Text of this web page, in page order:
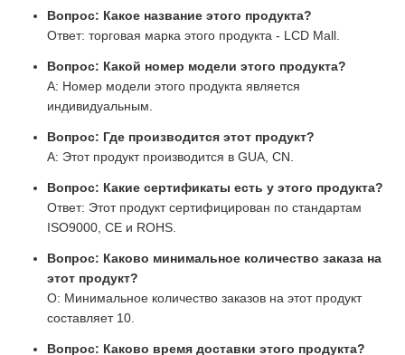
Вопрос: Какое название этого продукта?
Ответ: торговая марка этого продукта - LCD Mall.
Вопрос: Какой номер модели этого продукта?
A: Номер модели этого продукта является
индивидуальным.
Вопрос: Где производится этот продукт?
A: Этот продукт производится в GUA, CN.
Вопрос: Какие сертификаты есть у этого продукта?
Ответ: Этот продукт сертифицирован по стандартам
ISO9000, CE и ROHS.
Вопрос: Каково минимальное количество заказа на
этот продукт?
О: Минимальное количество заказов на этот продукт
составляет 10.
Вопрос: Каково время доставки этого продукта?